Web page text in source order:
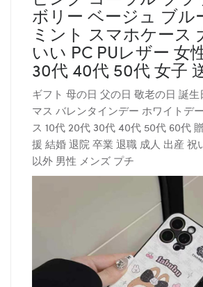
ボリー ベージュ ブル
ミント スマホケース
いい PC PUレザー 女
30代 40代 50代 女子
ギフト 母の日 父の日 敬老の日 誕
マス バレンタインデー ホワイトデ
ス 10代 20代 30代 40代 50代 60代
援 結婚 退院 卒業 退職 成人 出産 祝
以外 男性 メンズ プチ